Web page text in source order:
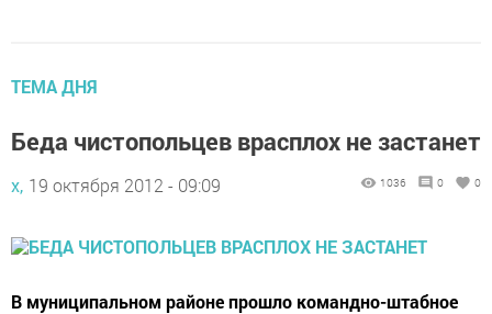
ТЕМА ДНЯ
Беда чистопольцев врасплох не застанет
х, 19 октября 2012 - 09:09 1036 0 0
В муниципальном районе прошло командно-штабное